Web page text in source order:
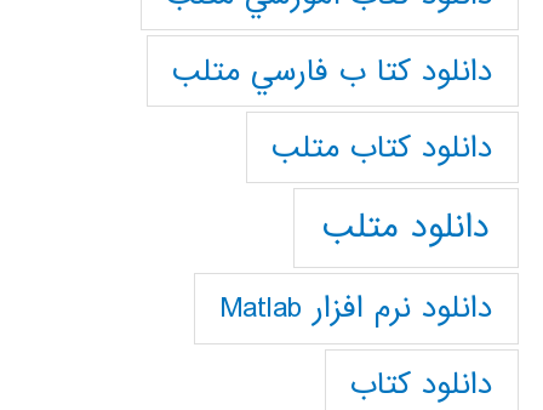
دانلود كتا ب فارسي متلب
دانلود كتاب متلب
دانلود متلب
دانلود نرم افزار Matlab
دانلود کتاب